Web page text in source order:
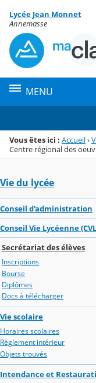
Menu de la rubrique
Contenu
Lycée Jean Monnet
Annemasse
MENU
Vous êtes ici : Accueil›
Centre régional des
Vie du lycée
Conseil d'administration
Conseil Vie Lycéenne
Secrétariat des élèves
Inscriptions
Bourse
Diplômes
Docs à télécharger
Vie scolaire
Horaires scolaires
Règlement intérieur
Objets trouvés
Intendance et